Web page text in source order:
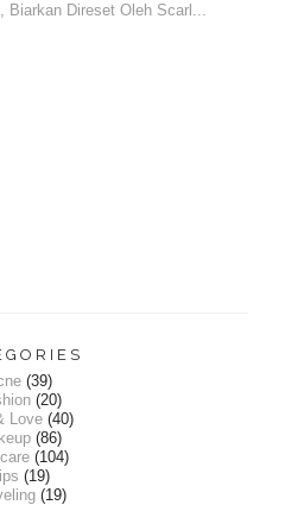
Biarkan Direset Oleh Scarl...
(39)
(20)
Love (40)
(86)
(104)
(19)
(19)